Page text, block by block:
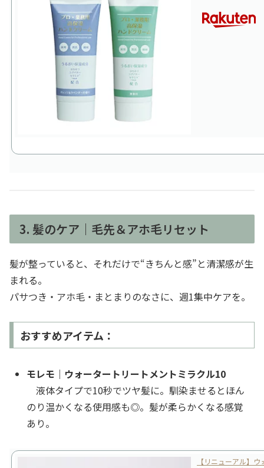
3. 髪のケア｜毛先＆アホ毛リセット
髪が整っていると、それだけで“きちんと感”と清潔感が生
まれる。
パサつき・アホ毛・まとまりのなさに、週1集中ケアを。
おすすめアイテム：
モレモ｜ウォータートリートメントミラクル10
液体タイプで10秒でツヤ髪に。馴染ませるとほん
のり温かくなる使用感も◎。髪が柔らかくなる感覚
あり。
【リニューアル】